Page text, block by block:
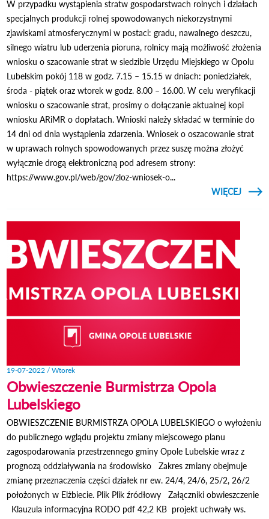
W przypadku wystąpienia stratw gospodarstwach rolnych i działach
specjalnych produkcji rolnej spowodowanych niekorzystnymi
zjawiskami atmosferycznymi w postaci: gradu, nawalnego deszczu,
silnego wiatru lub uderzenia pioruna, rolnicy mają możliwość złożenia
wniosku o szacowanie strat w siedzibie Urzędu Miejskiego w Opolu
Lubelskim pokój 118 w godz. 7.15 – 15.15 w dniach: poniedziałek,
środa - piątek oraz wtorek w godz. 8.00 – 16.00. W celu weryfikacji
wniosku o szacowanie strat, prosimy o dołączanie aktualnej kopi
wniosku ARiMR o dopłatach. Wnioski należy składać w terminie do
14 dni od dnia wystąpienia zdarzenia. Wniosek o oszacowanie strat
w uprawach rolnych spowodowanych przez suszę można złożyć
wyłącznie drogą elektroniczną pod adresem strony:
https://www.gov.pl/web/gov/zloz-wniosek-o...
CZYTAJ
WIĘCEJ
19-07-2022 / Wtorek
Obwieszczenie Burmistrza Opola
Lubelskiego
OBWIESZCZENIE BURMISTRZA OPOLA LUBELSKIEGO o wyłożeniu
do publicznego wglądu projektu zmiany miejscowego planu
zagospodarowania przestrzennego gminy Opole Lubelskie wraz z
prognozą oddziaływania na środowisko Zakres zmiany obejmuje
zmianę przeznaczenia części działek nr ew. 24/4, 24/6, 25/2, 26/2
położonych w Elżbiecie. Plik Plik źródłowy Załączniki obwieszczenie
Klauzula informacyjna RODO pdf 42,2 KB projekt uchwały ws.